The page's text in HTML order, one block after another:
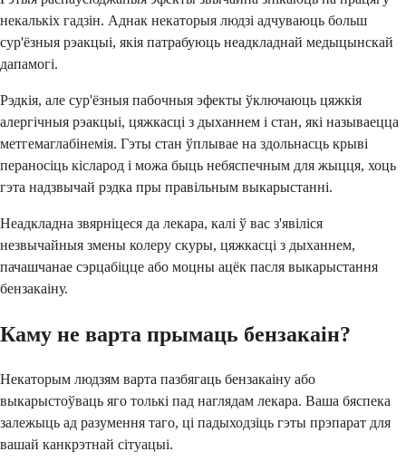
некалькіх гадзін. Аднак некаторыя людзі адчуваюць больш
сур'ёзныя рэакцыі, якія патрабуюць неадкладнай медыцынскай
дапамогі.
Рэдкія, але сур'ёзныя пабочныя эфекты ўключаюць цяжкія
алергічныя рэакцыі, цяжкасці з дыханнем і стан, які называецца
метгемаглабінемія. Гэты стан ўплывае на здольнасць крыві
пераносіць кісларод і можа быць небяспечным для жыцця, хоць
гэта надзвычай рэдка пры правільным выкарыстанні.
Неадкладна звярніцеся да лекара, калі ў вас з'явіліся
незвычайныя змены колеру скуры, цяжкасці з дыханнем,
пачашчанае сэрцабіцце або моцны ацёк пасля выкарыстання
бензакаіну.
Каму не варта прымаць бензакаін?
Некаторым людзям варта пазбягаць бензакаіну або
выкарыстоўваць яго толькі пад наглядам лекара. Ваша бяспека
залежыць ад разумення таго, ці падыходзіць гэты прэпарат для
вашай канкрэтнай сітуацыі.